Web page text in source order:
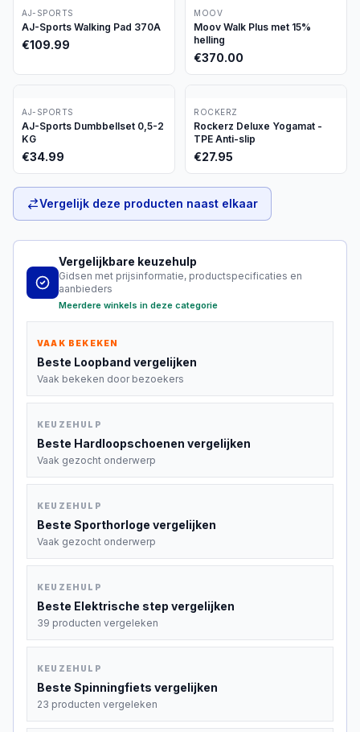
AJ-SPORTS
AJ-Sports Walking Pad 370A
€109.99
MOOV
Moov Walk Plus met 15%
helling
€370.00
AJ-SPORTS
AJ-Sports Dumbbellset 0,5-2
KG
€34.99
ROCKERZ
Rockerz Deluxe Yogamat -
TPE Anti-slip
€27.95
Vergelijk deze producten naast elkaar
Vergelijkbare keuzehulp
Gidsen met prijsinformatie, productspecificaties en
aanbieders
Meerdere winkels in deze categorie
VAAK BEKEKEN
Beste Loopband vergelijken
Vaak bekeken door bezoekers
KEUZEHULP
Beste Hardloopschoenen vergelijken
Vaak gezocht onderwerp
KEUZEHULP
Beste Sporthorloge vergelijken
Vaak gezocht onderwerp
KEUZEHULP
Beste Elektrische step vergelijken
39 producten vergeleken
KEUZEHULP
Beste Spinningfiets vergelijken
23 producten vergeleken